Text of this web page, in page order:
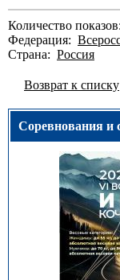
Количество
Федерация:
Страна: Россия
Возврат к списку
Соревнования и